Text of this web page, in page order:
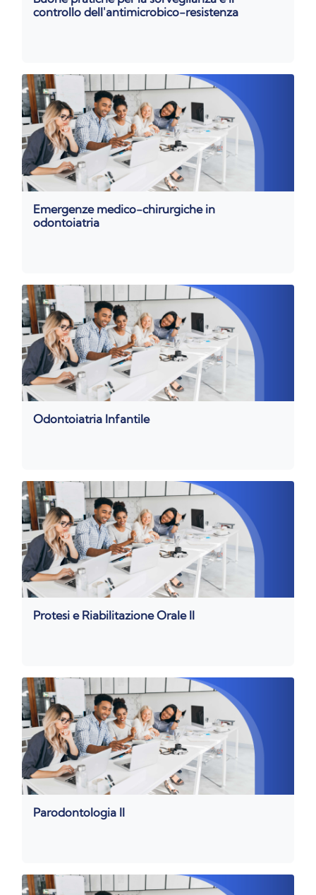
controllo dell'antimicrobico-resistenza
Emergenze medico-chirurgiche in
odontoiatria
Odontoiatria Infantile
Protesi e Riabilitazione Orale II
Parodontologia II